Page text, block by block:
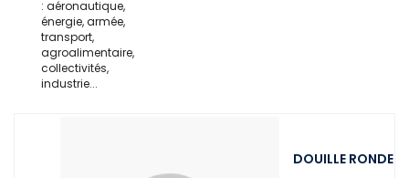
: aéronautique,
énergie, armée,
transport,
agroalimentaire,
collectivités,
industrie...
DOUILLE RONDE